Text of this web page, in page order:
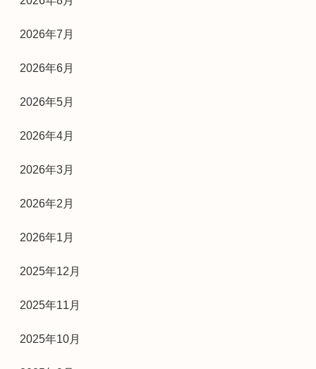
2026年7月
2026年6月
2026年5月
2026年4月
2026年3月
2026年2月
2026年1月
2025年12月
2025年11月
2025年10月